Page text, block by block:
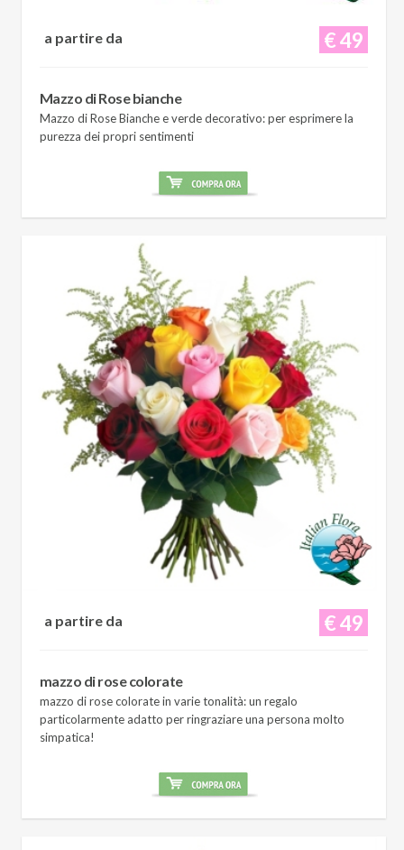
€ 49
a partire da
Mazzo di Rose bianche
Mazzo di Rose Bianche e verde decorativo: per esprimere la
purezza dei propri sentimenti
€ 49
a partire da
mazzo di rose colorate
mazzo di rose colorate in varie tonalità: un regalo
particolarmente adatto per ringraziare una persona molto
simpatica!